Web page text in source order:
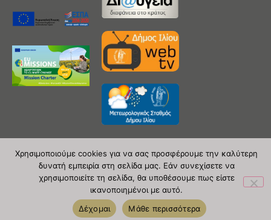
Copyright 2020 © Δήμος Ιλίου
| powered by Evolutionprojects
Χρησιμοποιούμε cookies για να σας προσφέρουμε την καλύτερη
δυνατή εμπειρία στη σελίδα μας. Εάν συνεχίσετε να
χρησιμοποιείτε τη σελίδα, θα υποθέσουμε πως είστε
ικανοποιημένοι με αυτό.
Δέχομαι
Μάθε περισσότερα